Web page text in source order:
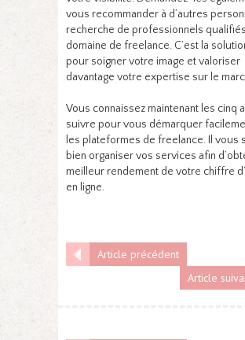
vous recommander à d’autres
recherche de professionnels
domaine de freelance. C’est la
pour soigner votre image et valoriser
davantage votre expertise sur le
Vous connaissez maintenant les cinq
suivre pour vous démarquer
les plateformes de freelance. Il vous
bien organiser vos services afin
meilleur rendement de votre chiffre
en ligne.
Article précédent
Article